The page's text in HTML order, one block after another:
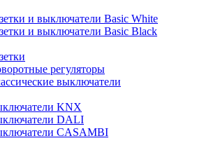
и выключатели Basic White
и выключатели Basic Black
регуляторы
выключатели
KNX
DALI
CASAMBI